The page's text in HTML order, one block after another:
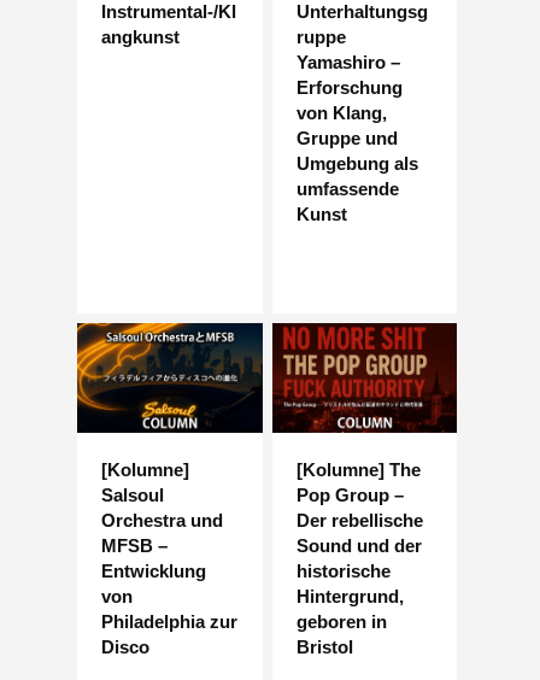
Instrumental-/Kl
angkunst
Unterhaltungsg
ruppe
Yamashiro –
Erforschung
von Klang,
Gruppe und
Umgebung als
umfassende
Kunst
[Kolumne]
Salsoul
Orchestra und
MFSB –
Entwicklung
von
Philadelphia zur
Disco
[Kolumne] The
Pop Group –
Der rebellische
Sound und der
historische
Hintergrund,
geboren in
Bristol